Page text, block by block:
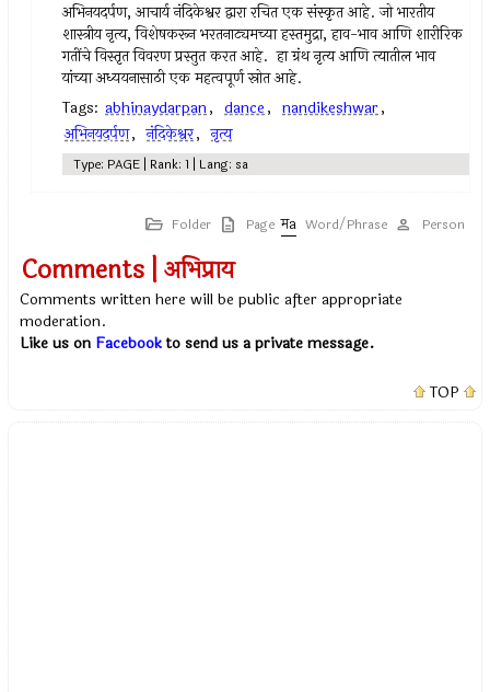
अभिनयदर्पण, आचार्य नंदिकेश्वर द्वारा रचित एक संस्कृत आहे. जो भारतीय
शास्त्रीय नृत्य, विशेषकरून भरतनाट्यमच्या हस्तमुद्रा, हाव-भाव आणि शारीरिक
गतींचे विस्तृत विवरण प्रस्तुत करत आहे. हा ग्रंथ नृत्य आणि त्यातील भाव
यांच्या अध्ययनासाठी एक महत्वपूर्ण स्रोत आहे.
Tags: abhinaydarpan, dance, nandikeshwar,
अभिनयदर्पण, नंदिकेश्वर, नृत्य
Type: PAGE | Rank: 1 | Lang: sa
Folder Page Word/Phrase Person
Comments | अभिप्राय
Comments written here will be public after appropriate
moderation.
Like us on Facebookto send us a private message.
TOP